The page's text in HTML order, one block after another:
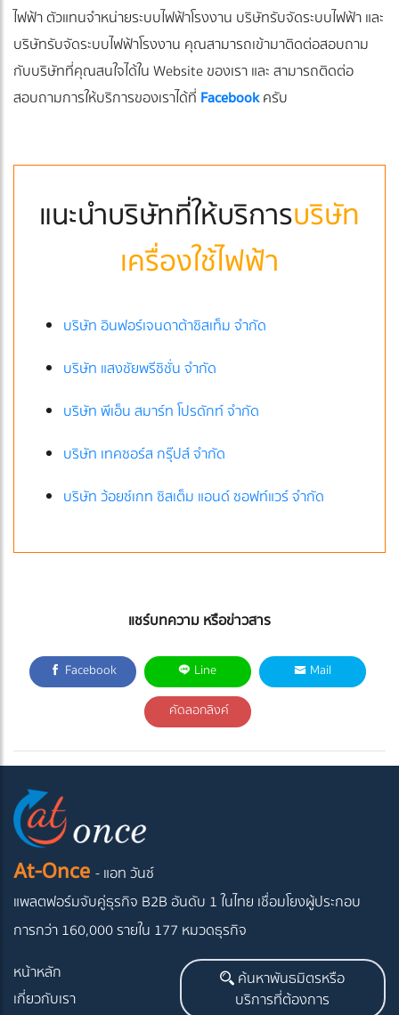
ไฟฟ้า ตัวแทนจำหน่ายระบบไฟฟ้าโรงงาน บริษัทรับจัดระบบไฟฟ้า และ
บริษัทรับจัดระบบไฟฟ้าโรงงาน คุณสามารถเข้ามาติดต่อสอบถาม
กับบริษัทที่คุณสนใจได้ใน Website ของเรา และ สามารถติดต่อ
สอบถามการให้บริการของเราได้ที่ Facebookครับ
แนะนำบริษัทที่ให้บริการบริษัท
เครื่องใช้ไฟฟ้า
บริษัท อินฟอร์เจนดาต้าซิสเท็ม จำกัด
บริษัท แสงชัยพรีซิชั่น จำกัด
บริษัท พีเอ็น สมาร์ท โปรดักท์ จำกัด
บริษัท เทคซอร์ส กรุ๊ปส์ จำกัด
บริษัท ว้อยซ์เกท ซิสเต็ม แอนด์ ซอฟท์แวร์ จำกัด
แชร์บทความ หรือข่าวสาร
Facebook Line Mail
คัดลอกลิงค์
At-Once - แอท วันซ์
แพลตฟอร์มจับคู่ธุรกิจ B2B อันดับ 1 ในไทย เชื่อมโยงผู้ประกอบ
การกว่า 160,000 รายใน 177 หมวดธุรกิจ
หน้าหลัก
เกี่ยวกับเรา
ค้นหาพันธมิตรหรือ
บริการที่ต้องการ